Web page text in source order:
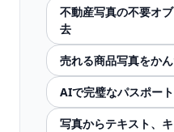
不動産写真の不要オ
去
売れる商品写真をか
AIで完璧なパスポー
写真からテキスト、